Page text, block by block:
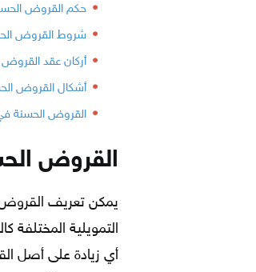
حكم القروض
شروط القروض
أركان عقد القروض
أشكال القروض
القروض الحسنة
القروض
يمكن تعريف القروض
التمويلية